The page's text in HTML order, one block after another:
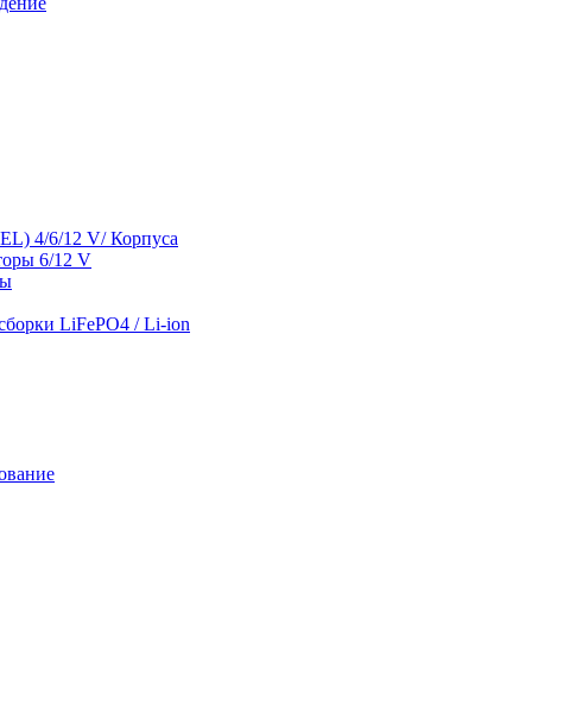
4/6/12 V/ Корпуса
6/12 V
LiFePO4 / Li-ion